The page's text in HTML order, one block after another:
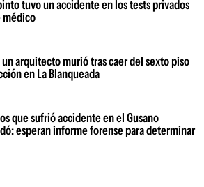
tuvo un accidente en los tests privados
médico
arquitecto murió tras caer del sexto piso
en La Blanqueada
que sufrió accidente en el Gusano
esperan informe forense para determinar